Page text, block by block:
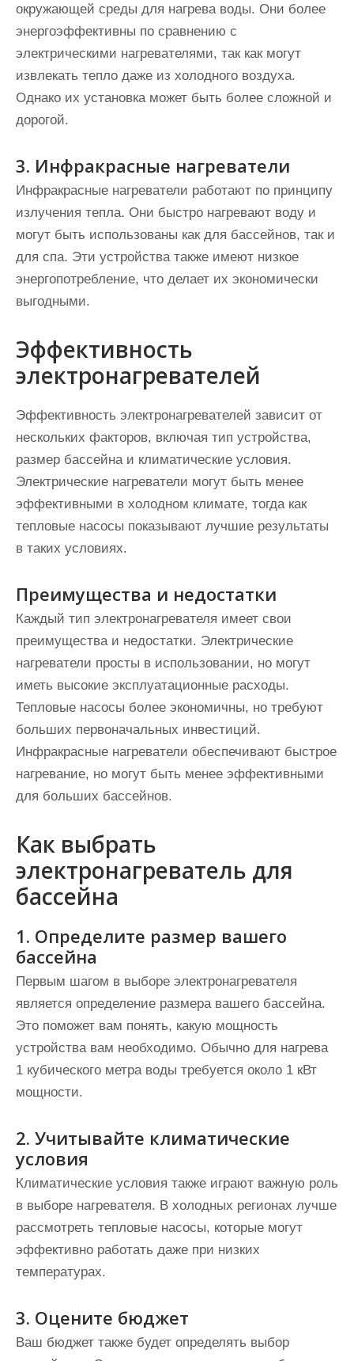
окружающей среды для нагрева воды. Они более
энергоэффективны по сравнению с
электрическими нагревателями, так как могут
извлекать тепло даже из холодного воздуха.
Однако их установка может быть более сложной и
дорогой.
3. Инфракрасные нагреватели
Инфракрасные нагреватели работают по принципу
излучения тепла. Они быстро нагревают воду и
могут быть использованы как для бассейнов, так и
для спа. Эти устройства также имеют низкое
энергопотребление, что делает их экономически
выгодными.
Эффективность
электронагревателей
Эффективность электронагревателей зависит от
нескольких факторов, включая тип устройства,
размер бассейна и климатические условия.
Электрические нагреватели могут быть менее
эффективными в холодном климате, тогда как
тепловые насосы показывают лучшие результаты
в таких условиях.
Преимущества и недостатки
Каждый тип электронагревателя имеет свои
преимущества и недостатки. Электрические
нагреватели просты в использовании, но могут
иметь высокие эксплуатационные расходы.
Тепловые насосы более экономичны, но требуют
больших первоначальных инвестиций.
Инфракрасные нагреватели обеспечивают быстрое
нагревание, но могут быть менее эффективными
для больших бассейнов.
Как выбрать
электронагреватель для
бассейна
1. Определите размер вашего
бассейна
Первым шагом в выборе электронагревателя
является определение размера вашего бассейна.
Это поможет вам понять, какую мощность
устройства вам необходимо. Обычно для нагрева
1 кубического метра воды требуется около 1 кВт
мощности.
2. Учитывайте климатические
условия
Климатические условия также играют важную роль
в выборе нагревателя. В холодных регионах лучше
рассмотреть тепловые насосы, которые могут
эффективно работать даже при низких
температурах.
3. Оцените бюджет
Ваш бюджет также будет определять выбор